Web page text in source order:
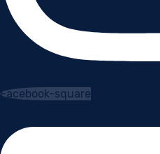
Facebook-square